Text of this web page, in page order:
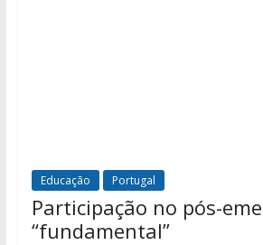
Educação Portugal
Participação no pós-
“fundamental”